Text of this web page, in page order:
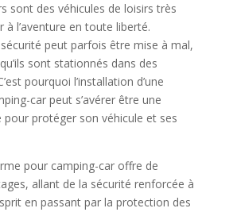
sont des véhicules de loisirs très
à l’aventure en toute liberté.
peut parfois être mise à mal,
sont stationnés dans des
pourquoi l’installation d’une
car peut s’avérer être une
protéger son véhicule et ses
pour camping-car offre de
allant de la sécurité renforcée à
en passant par la protection des